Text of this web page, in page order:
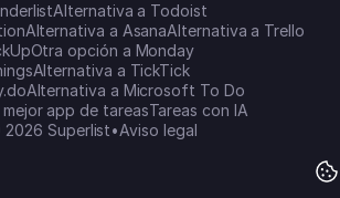
Alternativa a Todoist
Alternativa a AsanaAlternativa a Trello
Otra opción a Monday
Alternativa a TickTick
Alternativa a Microsoft To Do
mejor app de tareasTareas con IA
Superlist•Aviso legal